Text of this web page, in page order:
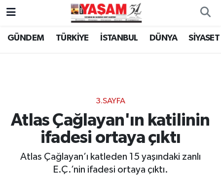
GÜNDEM TÜRKİYE İSTANBUL DÜNYA SİYASET
3.SAYFA
Atlas Çağlayan'ın katilinin
ifadesi ortaya çıktı
Atlas Çağlayan’ı katleden 15 yaşındaki zanlı
E.Ç.’nin ifadesi ortaya çıktı.